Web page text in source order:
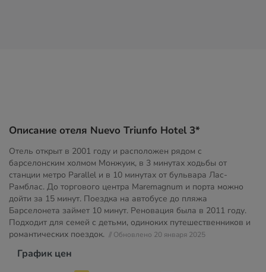
Описание отеля Nuevo Triunfo Hotel 3*
Отель открыт в 2001 году и расположен рядом с
барселонским холмом Монжуик, в 3 минутах ходьбы от
станции метро Parallel и в 10 минутах от бульвара Лас-
Рамблас. До торгового центра Maremagnum и порта можно
дойти за 15 минут. Поездка на автобусе до пляжа
Барселонета займет 10 минут. Реновация была в 2011 году.
Подходит для семей с детьми, одиноких путешественников и
романтических поездок. // Обновлено 20 января 2025
График цен